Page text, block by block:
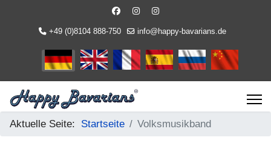
+49 (0)8104 888-750 info@happy-bavarians.de
Sprache auswählen
Aktuelle Seite: Startseite Volksmusikband